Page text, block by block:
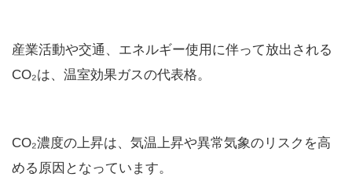
産業活動や交通、エネルギー使用に伴って放出される
CO₂は、温室効果ガスの代表格。
CO₂濃度の上昇は、気温上昇や異常気象のリスクを高
める原因となっています。